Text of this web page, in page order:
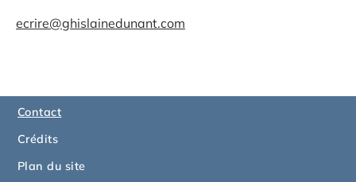
ecrire@ghislainedunant.com
Contact
Crédits
Plan du site